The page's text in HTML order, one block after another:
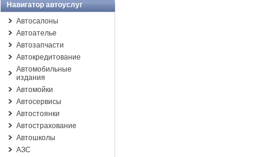
Навигатор автоуслуг
Автосалоны
Автоателье
Автозапчасти
Автокредитование
Автомобильные
издания
Автомойки
Автосервисы
Автостоянки
Автострахование
Автошколы
АЗС